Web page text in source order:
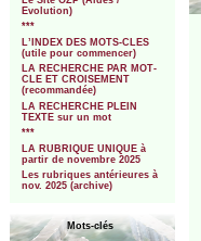
Evolution)
***
L’INDEX DES MOTS-CLES
(utile pour commencer)
LA RECHERCHE PAR MOT-
CLE ET CROISEMENT
(recommandée)
LA RECHERCHE PLEIN
TEXTE sur un mot
***
LA RUBRIQUE UNIQUE à
partir de novembre 2025
Les rubriques antérieures à
nov. 2025 (archive)
Mots-clés